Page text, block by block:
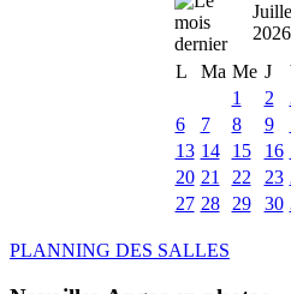
2026
L
Ma Me J
1
2
6
7 8 9
13 14 15 16
20 21 22 23
27 28 29 30
PLANNING DES SALLES